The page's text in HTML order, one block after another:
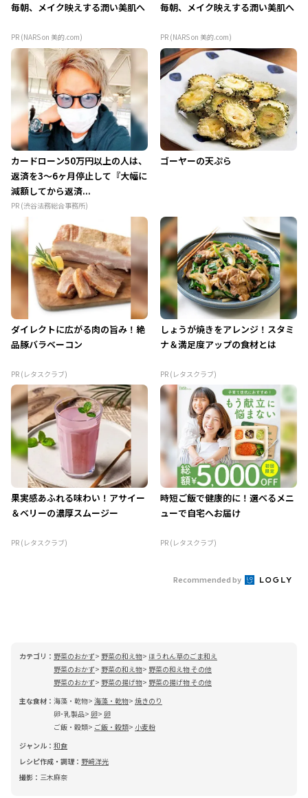
毎朝、メイク映えする潤い美肌へ
PR (NARS on 美的.com)
毎朝、メイク映えする潤い美肌へ
PR (NARS on 美的.com)
カードローン50万円以上の人は、
返済を3～6ヶ月停止して『大幅に
減額してから返済...
PR (渋谷法務総合事務所)
ゴーヤーの天ぷら
ダイレクトに広がる肉の旨み！絶
品豚バラベーコン
PR (レタスクラブ)
しょうが焼きをアレンジ！スタミ
ナ＆満足度アップの食材とは
PR (レタスクラブ)
果実感あふれる味わい！アサイー
＆ベリーの濃厚スムージー
PR (レタスクラブ)
時短ご飯で健康的に！選べるメニ
ューで自宅へお届け
PR (レタスクラブ)
Recommended by
カテゴリ： 野菜のおかず 野菜の和え物
ほうれん草のごま和え
野菜のおかず
野菜の和え物
野菜の和え物 その他
野菜のおかず
野菜の揚げ物
野菜の揚げ物 その他
主な食材： 海藻・乾物 海藻・乾物 焼きのり
卵･乳製品 卵 卵
ご飯・穀類
ご飯・穀類
小麦粉
ジャンル： 和食
レシピ作成・調理： 野﨑洋光
撮影： 三木麻奈